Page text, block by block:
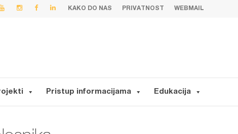
KAKO DO NAS PRIVATNOST WEBMAIL
Pristup informacijama Edukacija